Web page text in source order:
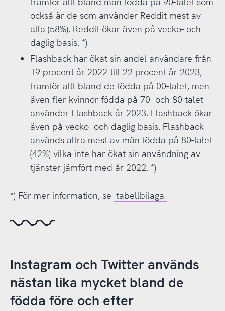
inom en radie av tio kilometer från
användaren.
Yubo är en social nätverksplattform med en
livestreamingtjänst för att träffa nya kompisar
i gemensam ålder. Man kan livesända video
och upptäcka nya vänner genom att bläddra
bland sändningarna. På grund av detta har
appen jämförts med dejtingappen Tinder och
ibland kallats ett "Tinder för tonåringar".
I årets undersökning ingick även tjänsterna
Parler
,Truth Social och Supernova som inte
nådde 1 procent användare. Eftersom i
princip ingen använder dessa tre tjänster
tabellbilagan. *)
Det finns också 3 procent som svarar en
medieplattform börjar suddas ut. Exempelvis
omnämns olika chatt- och dejtingappar,
spelforum och bloggsidor som Discord,
Whatsapp, Messenger, Tinder, Tumblr,
också är de som använder Reddit mest av
alla (58%). Reddit ökar även på vecko- och
daglig basis. *)
Flashback har ökat sin andel användare från
19 procent år 2022 till 22 procent år 2023,
framför allt bland de födda på 00-talet, men
även fler kvinnor födda på 70- och 80-talet
använder Flashback år 2023. Flashback ökar
även på vecko- och daglig basis. Flashback
används allra mest av män födda på 80-talet
(42%) vilka inte har ökat sin användning av
tjänster jämfört med år 2022. *)
*) För mer information, se tabellbilaga
Instagram och Twitter används
nästan lika mycket bland de
födda före och efter